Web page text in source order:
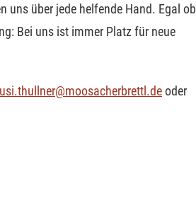
uns über jede helfende Hand. Egal ob
Bei uns ist immer Platz für neue
oder